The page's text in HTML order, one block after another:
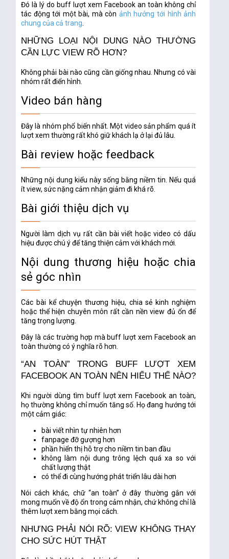
Đó là lý do buff lượt xem Facebook an toàn không chỉ
tác động tới một bài, mà còn ảnh hưởng tới hình ảnh
chung của cả trang
NHỮNG LOẠI NỘI DUNG NÀO THƯỜNG
CẦN LỰC VIEW RÕ HƠN?
Không phải bài nào cũng cần giống nhau. Nhưng có vài
nhóm rất điển hình.
Video bán hàng
Đây là nhóm phổ biến nhất. Một video sản phẩm quá ít
lượt xem thường rất khó giữ khách lạ ở lại đủ lâu.
Bài review hoặc feedback
Những nội dung kiểu này sống bằng niềm tin. Nếu quá
ít view, sức nặng cảm nhận giảm đi khá rõ.
Bài giới thiệu dịch vụ
Người làm dịch vụ rất cần bài viết hoặc video có dấu
hiệu được chú ý để tăng thiện cảm với khách mới.
Nội dung thương hiệu hoặc chia
sẻ góc nhìn
Các bài kể chuyện thương hiệu, chia sẻ kinh nghiệm
hoặc thể hiện chuyên môn rất cần nền view đủ ổn để
tăng trọng lượng.
Đây là các trường hợp mà buff lượt xem Facebook an
toàn thường có ý nghĩa rõ hơn.
“AN TOÀN” TRONG BUFF LƯỢT XEM
FACEBOOK AN TOÀN NÊN HIỂU THẾ NÀO?
Khi người dùng tìm buff lượt xem Facebook an toàn,
họ thường không chỉ muốn tăng số. Họ đang hướng tới
một cảm giác:
bài viết nhìn tự nhiên hơn
fanpage đỡ gượng hơn
phần hiển thị hỗ trợ cho niềm tin ban đầu
không làm nội dung trông lệch quá xa so với
chất lượng thật
có thể đi cùng hướng phát triển lâu dài hơn
Nói cách khác, chữ “an toàn” ở đây thường gắn với
mong muốn vềđộ ổn trong cảm nhận, chứ không chỉ là
thêm lượt xem bằng mọi cách.
NHƯNG PHẢI NÓI RÕ: VIEW KHÔNG THAY
CHO SỨC HÚT THẬT